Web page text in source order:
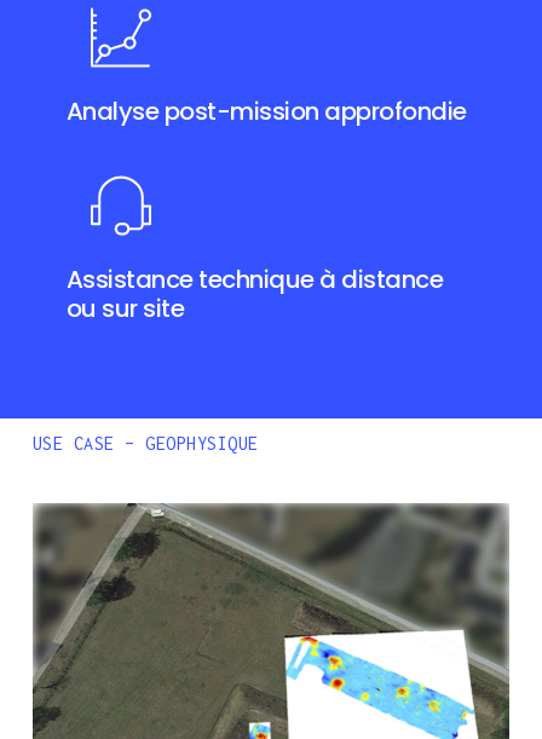
Analyse post-mission approfondie
Assistance technique à distance
ou sur site
USE CASE – GEOPHYSIQUE